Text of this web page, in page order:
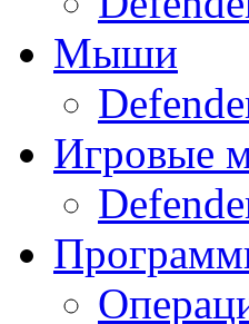
Мыши
Игровые